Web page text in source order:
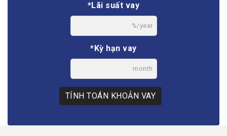
*Lãi suất vay
%/year
*Kỳ hạn vay
month
TÍNH TOÁN KHOẢN VAY